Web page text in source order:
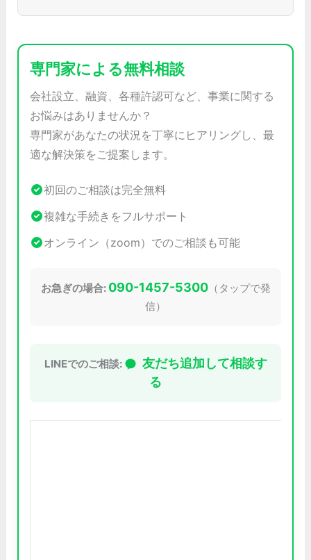
専門家による無料相談
会社設立、融資、各種許認可など、事業に関する
お悩みはありませんか？
専門家があなたの状況を丁寧にヒアリングし、最
適な解決策をご提案します。
初回のご相談は完全無料
複雑な手続きをフルサポート
オンライン（zoom）でのご相談も可能
お急ぎの場合: 090-1457-5300（タップで発
信）
LINEでのご相談:
友だち追加して相談す
る